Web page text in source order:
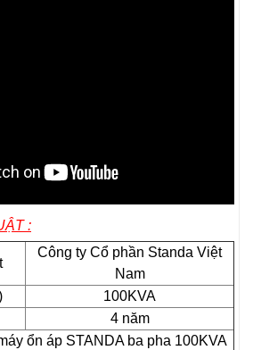
:
Công ty Cổ phần Standa Việt
Nam
100KVA
4 năm
ổn áp STANDA ba pha 100KVA